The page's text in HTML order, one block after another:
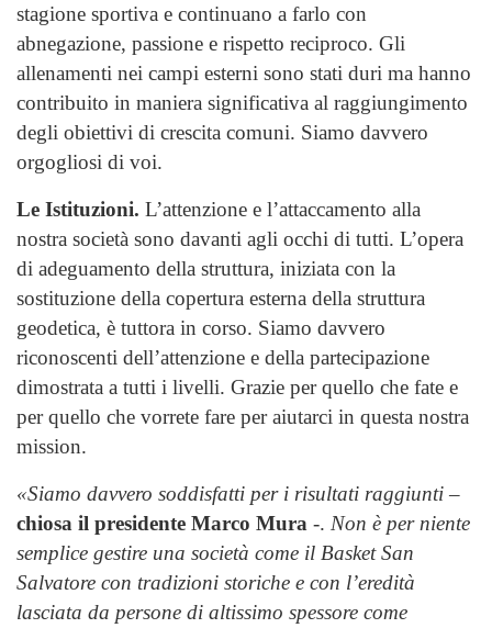
stagione sportiva e continuano a farlo con
abnegazione, passione e rispetto reciproco. Gli
allenamenti nei campi esterni sono stati duri ma hanno
contribuito in maniera significativa al raggiungimento
degli obiettivi di crescita comuni. Siamo davvero
orgogliosi di voi.
Le Istituzioni. L’attenzione e l’attaccamento alla
nostra società sono davanti agli occhi di tutti. L’opera
di adeguamento della struttura, iniziata con la
sostituzione della copertura esterna della struttura
geodetica, è tuttora in corso. Siamo davvero
riconoscenti dell’attenzione e della partecipazione
dimostrata a tutti i livelli. Grazie per quello che fate e
per quello che vorrete fare per aiutarci in questa nostra
mission.
«Siamo davvero soddisfatti per i risultati raggiunti –
chiosa il presidente Marco Mura -. Non è per niente
semplice gestire una società come il Basket San
Salvatore con tradizioni storiche e con l’eredità
lasciata da persone di altissimo spessore come